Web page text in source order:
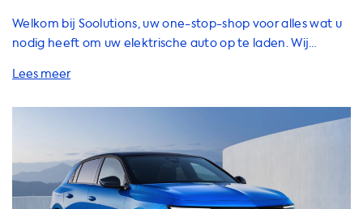
Welkom bij Soolutions, uw one-stop-shop voor alles wat u
nodig heeft om uw elektrische auto op te laden. Wij
waaronder thuislaadstations, laadkabels, adapters,
van hoge kwaliteit en zijn ontworpen om uw laadervaring
zo gemakkelijk en efficiënt mogelijk te maken. Onze
thuislaadstations zijn een geweldige investering voor elke
EV-eigenaar. Met een thuislaadstation kunt u uw auto
opladen terwijl u slaapt, zodat u altijd klaar bent om te